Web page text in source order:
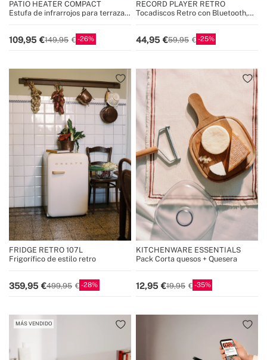
PATIO HEATER COMPACT
Estufa de infrarrojos para terrazas
109,95 149,95 26
RECORD PLAYER RETRO
Tocadiscos Retro con Bluetooth,
44,95 59,95 25
FRIDGE RETRO 107L
Frigorífico de estilo retro
359,95 499,95 28
KITCHENWARE ESSENTIALS
Pack Corta quesos + Quesera
12,95 19,95 35
MÁS VENDIDO